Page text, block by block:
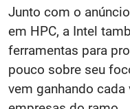
Junto com o
em HPC, a Intel
ferramentas para
pouco sobre seu
vem ganhando